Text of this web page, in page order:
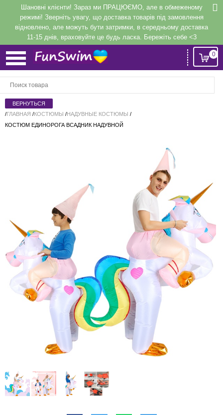
Шановні клієнти! Зараз ми ПРАЦЮЄМО, але в обмеженому
режимі! Зверніть увагу, що доставка товарів під замовлення
відновлено, але можуть бути затримки, в середньому доставка
11-15 днів, враховуйте це будь ласка. Бережіть себе <3
0
/ГЛАВНАЯ /КОСТЮМЫ /НАДУВНЫЕ КОСТЮМЫ /
КОСТЮМ ЕДИНОРОГА ВСАДНИК НАДУВНОЙ
ВходилиРегистрация
Регистрация или авторизация